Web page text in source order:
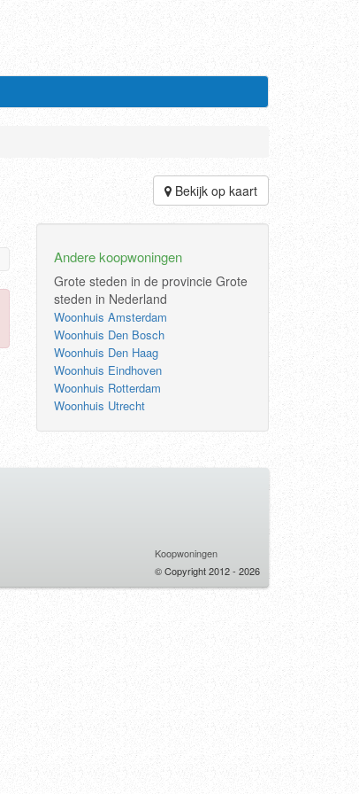
Bekijk op kaart
Andere koopwoningen
Grote steden in de provincie Grote
steden in Nederland
Woonhuis Amsterdam
Woonhuis Den Bosch
Woonhuis Den Haag
Woonhuis Eindhoven
Woonhuis Rotterdam
Woonhuis Utrecht
Koopwoningen
© Copyright 2012 - 2026